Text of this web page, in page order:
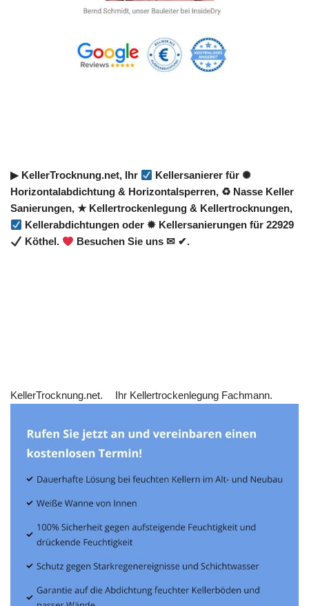
▶︎ KellerTrocknung.net, Ihr
Kellersanierer für ✺
Horizontalabdichtung & Horizontalsperren, ♻ Nasse Keller
Sanierungen, ★ Kellertrockenlegung & Kellertrocknungen,
Kellerabdichtungen oder ✹ Kellersanierungen für 22929
Köthel.
Besuchen Sie uns ✉ ✔.
KellerTrocknung.net. Ihr Kellertrockenlegung Fachmann.